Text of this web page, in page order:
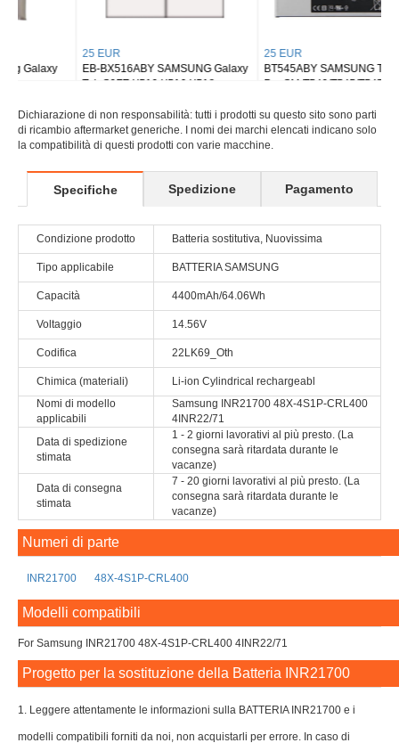
EB-BX516ABY SAMSUNG Galaxy
Tab S9FE X510 X516 X518
BT545ABY SAMSUNG Tab Active
Pro SM-T540/T545/T547
Dichiarazione di non responsabilità: tutti i prodotti su questo sito sono parti
di ricambio aftermarket generiche. I nomi dei marchi elencati indicano solo
la compatibilità di questi prodotti con varie macchine.
Specifiche Spedizione Pagamento
Condizione prodotto Batteria sostitutiva, Nuovissima
Tipo applicabile BATTERIA SAMSUNG
Capacità 4400mAh/64.06Wh
Voltaggio 14.56V
Codifica 22LK69_Oth
Chimica (materiali)
Li-ion Cylindrical rechargeabl
Nomi di modello
applicabili
Samsung INR21700 48X-4S1P-CRL400
4INR22/71
Data di spedizione
stimata
1 - 2 giorni lavorativi al più presto. (La
consegna sarà ritardata durante le
vacanze)
Data di consegna
stimata
7 - 20 giorni lavorativi al più presto. (La
consegna sarà ritardata durante le
vacanze)
Numeri di parte
INR21700 48X-4S1P-CRL400
Modelli compatibili
For Samsung INR21700 48X-4S1P-CRL400 4INR22/71
Progetto per la sostituzione della Batteria INR21700
1. Leggere attentamente le informazioni sulla BATTERIA INR21700 e i
modelli compatibili forniti da noi, non acquistarli per errore. In caso di